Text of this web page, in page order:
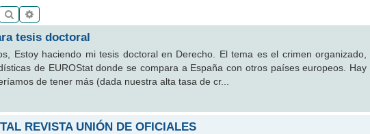
Buscar
tesis doctoral
Estoy haciendo mi tesis doctoral en Derecho. El tema es el crimen
de EUROStat donde se compara a España con otros países europeos. Hay
de tener más (dada nuestra alta tasa de cr...
REVISTA UNIÓN DE OFICIALES